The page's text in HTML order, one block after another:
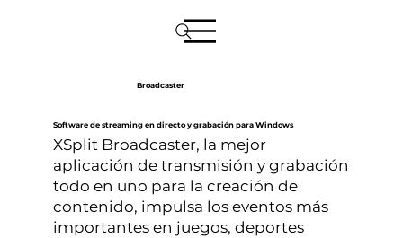
Broadcaster
Software de streaming en directo y grabación para Windows
XSplit Broadcaster, la mejor
aplicación de transmisión y grabación
todo en uno para la creación de
contenido, impulsa los eventos más
importantes en juegos, deportes